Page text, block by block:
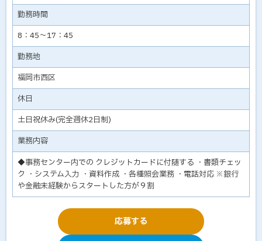
勤務時間
8：45～17：45
勤務地
福岡市西区
休日
土日祝休み(完全週休2日制)
業務内容
◆事務センター内での クレジットカードに付随する ・書類チェッ
ク ・システム入力 ・資料作成 ・各種照会業務 ・電話対応 ※銀行
や金融未経験からスタートした方が９割
応募する